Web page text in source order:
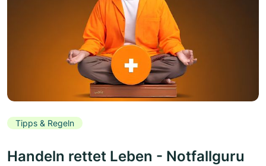
Tipps & Regeln
Handeln rettet Leben - Notfallguru